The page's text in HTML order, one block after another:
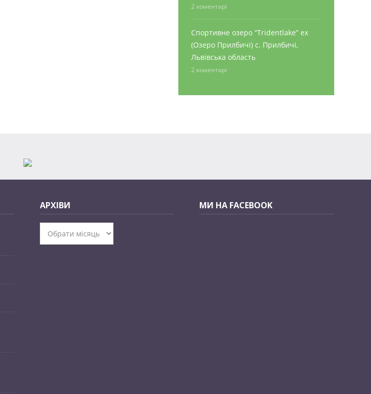
2 коментарі
Спортивне озеро “Tridentlake” ex
(Озеро Прилбичі) с. Прилбичі,
Львівська область
2 коментарі
АРХІВИ МИ НА FACEBOOK